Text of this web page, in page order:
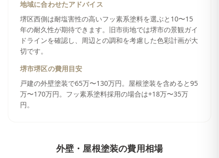
地域に合わせたアドバイス
堺区西側は耐塩害性の高いフッ素系塗料を選ぶと10〜15
年の耐久性が期待できます。旧市街地では堺市の景観ガイ
ドラインを確認し、周辺との調和を考慮した色彩計画が大
切です。
堺市堺区の費用目安
戸建の外壁塗装で65万〜130万円。屋根塗装を含めると95
万〜170万円。フッ素系塗料採用の場合は+18万〜35万
円。
外壁・屋根塗装の費用相場